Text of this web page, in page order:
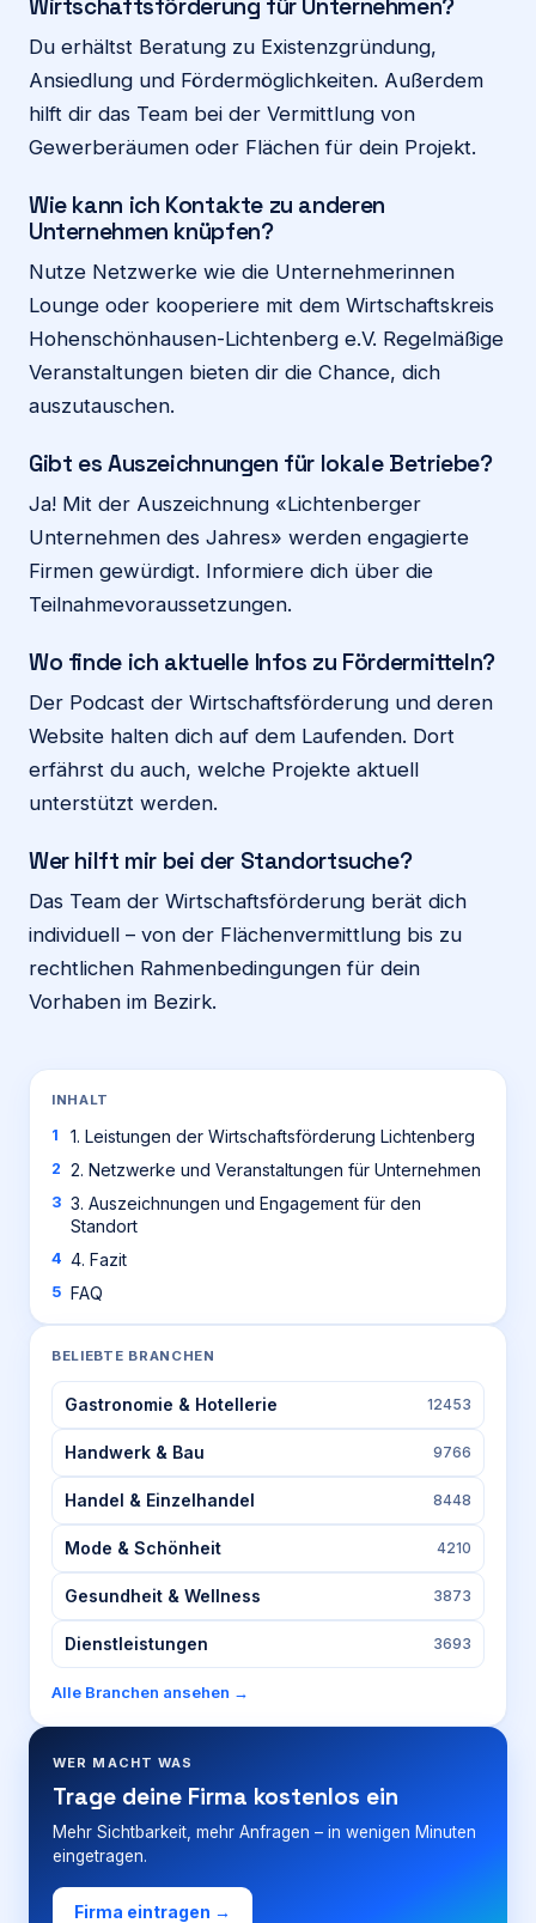
Wirtschaftsförderung für Unternehmen?
Du erhältst Beratung zu Existenzgründung,
Ansiedlung und Fördermöglichkeiten. Außerdem
hilft dir das Team bei der Vermittlung von
Gewerberäumen oder Flächen für dein Projekt.
Wie kann ich Kontakte zu anderen
Unternehmen knüpfen?
Nutze Netzwerke wie die Unternehmerinnen
Lounge oder kooperiere mit dem Wirtschaftskreis
Hohenschönhausen-Lichtenberg e.V. Regelmäßige
Veranstaltungen bieten dir die Chance, dich
auszutauschen.
Gibt es Auszeichnungen für lokale Betriebe?
Ja! Mit der Auszeichnung «Lichtenberger
Unternehmen des Jahres» werden engagierte
Firmen gewürdigt. Informiere dich über die
Teilnahmevoraussetzungen.
Wo finde ich aktuelle Infos zu Fördermitteln?
Der Podcast der Wirtschaftsförderung und deren
Website halten dich auf dem Laufenden. Dort
erfährst du auch, welche Projekte aktuell
unterstützt werden.
Wer hilft mir bei der Standortsuche?
Das Team der Wirtschaftsförderung berät dich
individuell – von der Flächenvermittlung bis zu
rechtlichen Rahmenbedingungen für dein
Vorhaben im Bezirk.
INHALT
1. Leistungen der Wirtschaftsförderung Lichtenberg
2. Netzwerke und Veranstaltungen für Unternehmen
3. Auszeichnungen und Engagement für den
Standort
4. Fazit
FAQ
BELIEBTE BRANCHEN
Gastronomie & Hotellerie 12453
Handwerk & Bau 9766
Handel & Einzelhandel 8448
Mode & Schönheit 4210
Gesundheit & Wellness 3873
Dienstleistungen 3693
Alle Branchen ansehen →
WER MACHT WAS
Trage deine Firma kostenlos ein
Mehr Sichtbarkeit, mehr Anfragen – in wenigen Minuten
eingetragen.
Firma eintragen →